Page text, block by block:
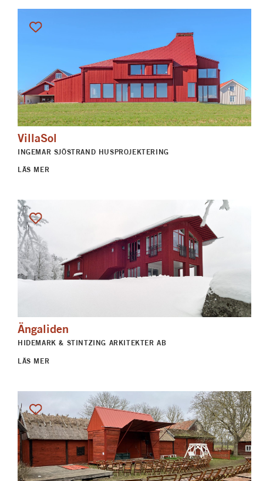
VillaSol
INGEMAR SJÖSTRAND HUSPROJEKTERING
LÄS MER
Ängaliden
HIDEMARK & STINTZING ARKITEKTER AB
LÄS MER